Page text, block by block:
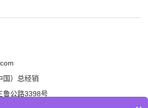
国）总经销
鲁公路3398号